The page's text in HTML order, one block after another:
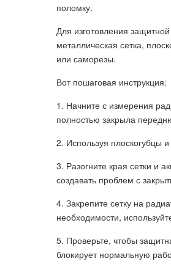
поломку.
Для изготовления
металлическая сетка,
или саморезы.
Вот пошаговая инструкция:
1. Начните с измерения
полностью закрыла
2. Используя плоскогубцы
3. Разогните края сетки и
создавать проблем с
4. Закрепите сетку на
необходимости,
5. Проверьте, чтобы
блокирует нормальную